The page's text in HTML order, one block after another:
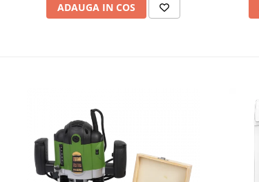
ADAUGA IN COS